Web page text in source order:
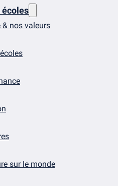
écoles
& nos valeurs
sur le monde